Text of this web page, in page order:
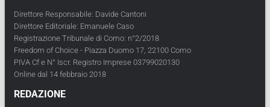
Direttore Responsabile: Davide Cantoni
Direttore Editoriale: Emanuele Caso
Registrazione Tribunale di Como: n°2/2018
Freedom of Choice - Piazza Duomo 17, 22100 Como
PIVA Cf e N° Iscr. Registro Imprese 03799020130
Online dal 14 febbraio 2018
REDAZIONE